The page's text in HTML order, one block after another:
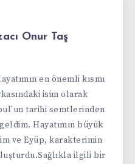
Onur Taş
en önemli kısmı
isim olarak
tarihi semtlerinden
Hayatımın büyük
ve Eyüp, karakterimin
ilgili bir